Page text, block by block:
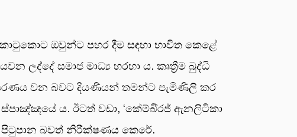
ඔවුන්ට පහර දීම සඳහා භාවිත කෙළේ
ලද්දේ සමාජ මාධ්‍ය හරහා ය. කෘත්‍රීම බුද්ධි
වන බවට දියණියන් තමන්ට පැමිණිලි කර
ය. ඊටත් වඩා, ‘කේම්බි්‍රජ් ඇනලිටිකා
පිටුපාන බවත් නිරීක්ෂණය කෙරේ.